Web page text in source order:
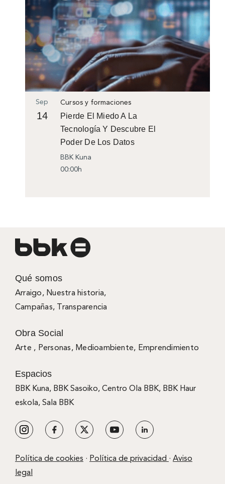
Cursos y formaciones
Sep
14
Pierde El Miedo A La
Tecnología Y Descubre El
Poder De Los Datos
BBK Kuna
00:00h
Qué somos
Arraigo, Nuestra historia,
Campañas, Transparencia
Obra Social
Arte , Personas, Medioambiente, Emprendimiento
Espacios
BBK Kuna, BBK Sasoiko, Centro Ola BBK, BBK Haur
eskola, Sala BBK
Política de cookies · Política de privacidad · Aviso
legal